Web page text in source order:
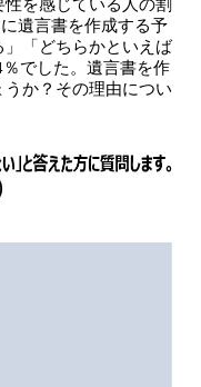
を感じている人の割
遺言書を作成する予
「どちらかといえば
でした。遺言書を作
か？その理由につい